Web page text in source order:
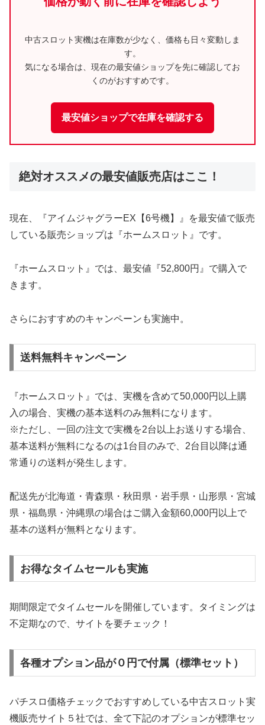
中古スロット実機は在庫数が少なく、価格も日々変動しま
す。
気になる場合は、現在の最安値ショップを先に確認してお
くのがおすすめです。
最安値ショップで在庫を確認する
絶対オススメの最安値販売店はここ！
現在、『アイムジャグラーEX【6号機】』を最安値で販売
している販売ショップは『ホームスロット』です。
『ホームスロット』では、最安値『52,800円』で購入で
きます。
さらにおすすめのキャンペーンも実施中。
送料無料キャンペーン
『ホームスロット』では、実機を含めて50,000円以上購
入の場合、実機の基本送料のみ無料になります。
※ただし、一回の注文で実機を2台以上お送りする場合、
基本送料が無料になるのは1台目のみで、2台目以降は通
常通りの送料が発生します。
配送先が北海道・青森県・秋田県・岩手県・山形県・宮城
県・福島県・沖縄県の場合はご購入金額60,000円以上で
基本の送料が無料となります。
お得なタイムセールも実施
期間限定でタイムセールを開催しています。タイミングは
不定期なので、サイトを要チェック！
各種オプション品が０円で付属（標準セット）
パチスロ価格チェックでおすすめしている中古スロット実
機販売サイト５社では、全て下記のオプションが標準セッ